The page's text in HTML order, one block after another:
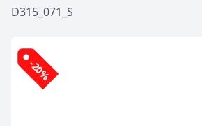
D315_071_S
-20%